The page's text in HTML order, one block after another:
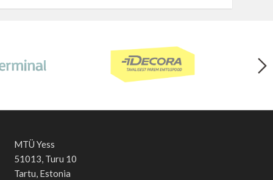
MTÜ Yess
51013, Turu 10
Tartu, Estonia